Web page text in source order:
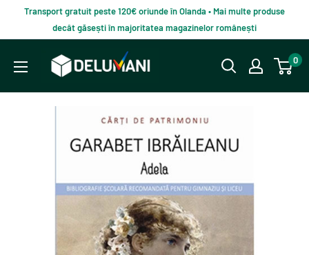
continut
Transport gratuit peste 120€ oriunde în Olanda • Mai multe produse
decât găsești în majoritatea magazinelor românești
Delumani
Magazin
0